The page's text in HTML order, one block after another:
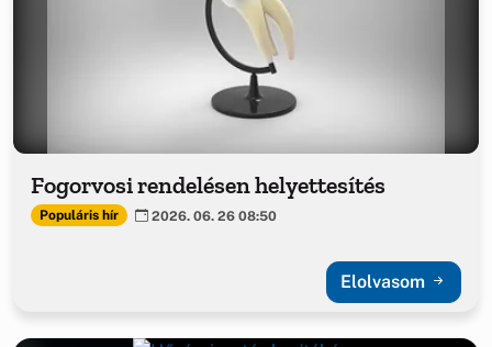
Fogorvosi rendelésen helyettesítés
Populáris hír 2026. 06. 26 08:50
Elolvasom